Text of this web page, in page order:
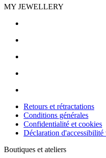
MY JEWELLERY
Retours et rétractations
Conditions générales
Confidentialité et cookies
Déclaration d'accessibilité
Boutiques et ateliers